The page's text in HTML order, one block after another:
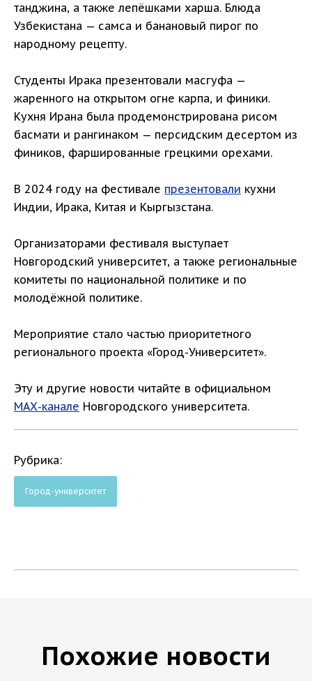
танджина, а также лепёшками харша. Блюда
Узбекистана — самса и банановый пирог по
народному рецепту.
Студенты Ирака презентовали масгуфа —
жаренного на открытом огне карпа, и финики.
Кухня Ирана была продемонстрирована рисом
басмати и рангинаком — персидским десертом из
фиников, фаршированные грецкими орехами.
В 2024 году на фестивале презентовали кухни
Индии, Ирака, Китая и Кыргызстана.
Организаторами фестиваля выступает
Новгородский университет, а также региональные
комитеты по национальной политике и по
молодёжной политике.
Мероприятие стало частью приоритетного
регионального проекта «Город-Университет».
Эту и другие новости читайте в официальном
МАХ-канале Новгородского университета.
Рубрика:
Город-университет
Похожие новости